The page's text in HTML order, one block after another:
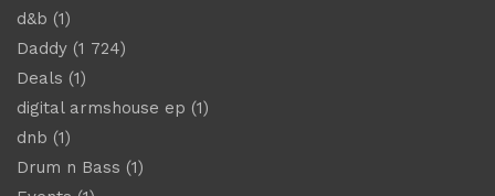
d&b (1)
Daddy (1 724)
Deals (1)
digital armshouse ep (1)
dnb (1)
Drum n Bass (1)